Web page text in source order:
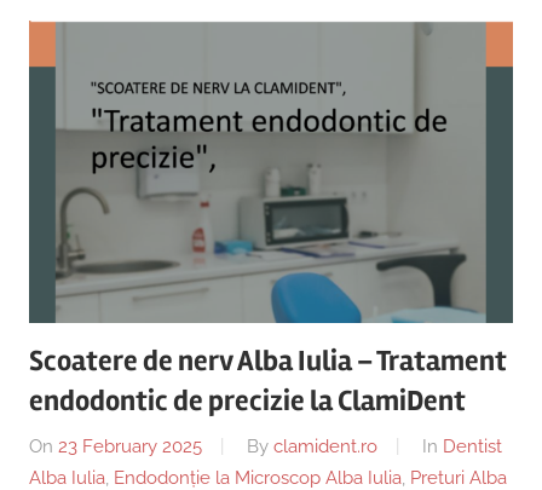
Scoatere de nerv Alba Iulia – Tratament
endodontic de precizie la ClamiDent
On 23 February 2025 By clamident.ro In Dentist
Alba Iulia, Endodonție la Microscop Alba Iulia, Preturi Alba